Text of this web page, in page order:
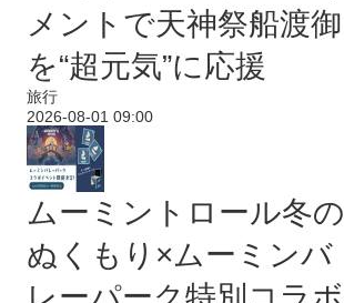
メントで天神祭船渡御
を“超元気”に応援
旅行
2026-08-01 09:00
ムーミントロール冬の
ぬくもり×ムーミンバ